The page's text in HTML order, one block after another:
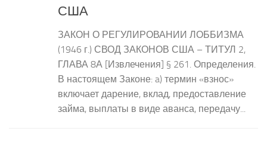
США
ЗАКОН О РЕГУЛИРОВАНИИ ЛОББИЗМА
(1946 г.) СВОД ЗАКОНОВ США – ТИТУЛ 2,
ГЛАВА 8А [Извлечения] § 261. Определения.
В настоящем Законе: a) термин «взнос»
включает дарение, вклад, предоставление
займа, выплаты в виде аванса, передачу...